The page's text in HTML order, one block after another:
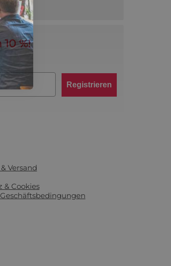
%!
Registrieren
Versand
& Cookies